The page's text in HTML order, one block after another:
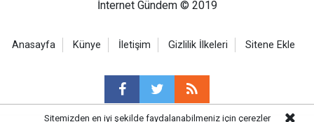
İnternet Gündem © 2019
Anasayfa Künye İletişim Gizlilik İlkeleri Sitene Ekle
Sitemizden en iyi şekilde faydalanabilmeniz için çerezler